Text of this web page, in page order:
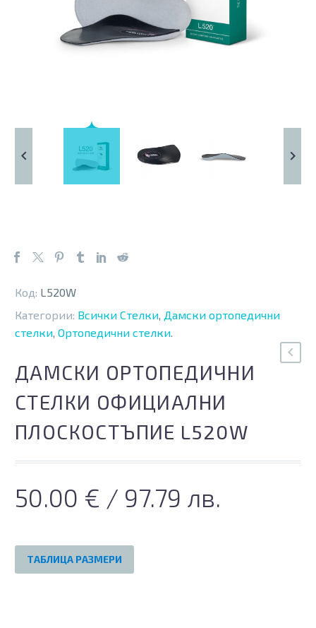
Код: L520W
Категории: Всички Стелки, Дамски ортопедични
стелки, Ортопедични стелки.
ДАМСКИ ОРТОПЕДИЧНИ
СТЕЛКИ ОФИЦИАЛНИ
ПЛОСКОСТЪПИЕ L520W
50.00 € / 97.79 лв.
ТАБЛИЦА РАЗМЕРИ